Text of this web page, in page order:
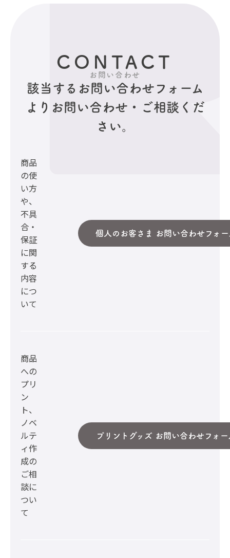
CONTACT
お問い合わせ
該当するお問い合わせフォーム
より お問い合わせ・ご相談くだ
さい。
商品
の使
い方
や、
不具
合・
保証
に関
する
内容
につ
いて
個人のお客さま お問い合わせフォー
商品
への
プリ
ン
ト、
ノベ
ルテ
ィ作
成の
ご相
談に
つい
て
プリントグッズ お問い合わせフォー